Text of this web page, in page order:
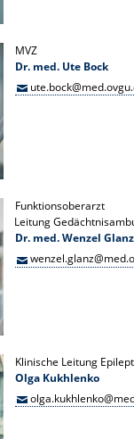
MVZ
Dr. med. Ute Bock
Funktionsoberarzt
Leitung
Dr. med. Wenzel Glanz
Klinische Leitung
Olga Kukhlenko